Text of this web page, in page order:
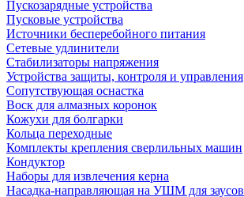
Пускозарядные устройства
Пусковые устройства
Источники бесперебойного питания
Сетевые удлинители
Стабилизаторы напряжения
Устройства защиты, контроля и управления
Сопутствующая оснастка
Воск для алмазных коронок
Кожухи для болгарки
Кольца переходные
Комплекты крепления сверлильных машин
Кондуктор
Наборы для извлечения керна
Насадка-направляющая на УШМ для